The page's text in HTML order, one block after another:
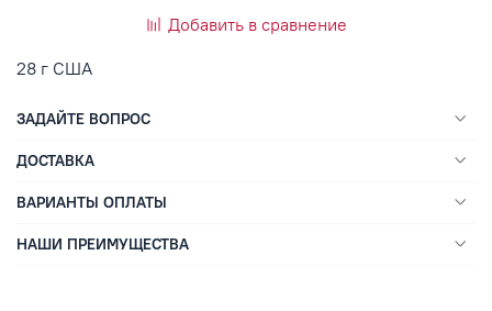
Добавить в сравнение
ЗАДАЙТЕ ВОПРОС
ДОСТАВКА
ВАРИАНТЫ ОПЛАТЫ
НАШИ ПРЕИМУЩЕСТВА
28 г США